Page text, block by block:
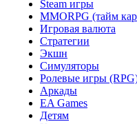
Steam игры
MMORPG (тайм
Игровая валюта
Стратегии
Экшн
Симуляторы
Ролевые игры
Аркады
EA Games
Детям